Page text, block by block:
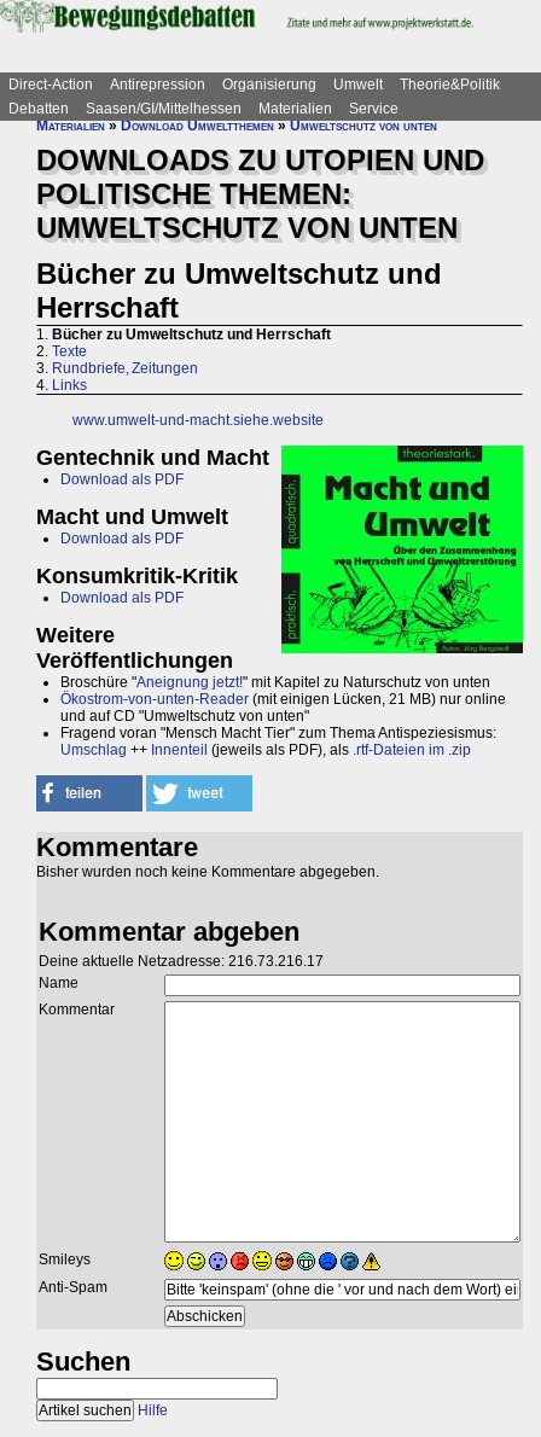
Direct-Action Antirepression Organisierung Umwelt
Theorie&Politik
Debatten
Saasen/GI/Mittelhessen Materialien
Service
Materialien»Download Umweltthemen»Umweltschutz von unten
DOWNLOADS ZU UTOPIEN UND
POLITISCHE THEMEN:
UMWELTSCHUTZ VON UNTEN
Bücher zu Umweltschutz und
Herrschaft
1. Bücher zu Umweltschutz und Herrschaft
2. Texte
3. Rundbriefe, Zeitungen
4. Links
www.umwelt-und-macht.siehe.website
Gentechnik und Macht
Download als PDF
Macht und Umwelt
Download als PDF
Konsumkritik-Kritik
Download als PDF
Weitere
Veröffentlichungen
Broschüre "Aneignung jetzt!" mit Kapitel zu Naturschutz von unten
Ökostrom-von-unten-Reader (mit einigen Lücken, 21 MB) nur online
und auf CD "Umweltschutz von unten"
Fragend voran "Mensch Macht Tier" zum Thema Antispeziesismus:
Umschlag ++ Innenteil (jeweils als PDF), als .rtf-Dateien im .zip
Kommentare
Bisher wurden noch keine Kommentare abgegeben.
Kommentar abgeben
Deine aktuelle Netzadresse: 216.73.216.17
Name
Kommentar
Smileys
Anti-Spam
Suchen
Hilfe